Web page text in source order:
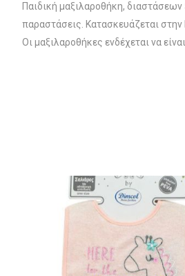
Παιδική μαξιλαροθήκη,
παραστάσεις. Κατασκευάζεται
Οι μαξιλαροθήκες ενδέχεται να